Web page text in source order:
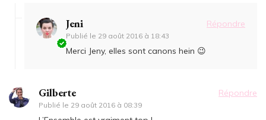
Jeni
Publié le 29 août 2016 à 18:43
Répondre
Merci Jeny, elles sont canons hein 😉
Gilberte
Publié le 29 août 2016 à 08:39
Répondre